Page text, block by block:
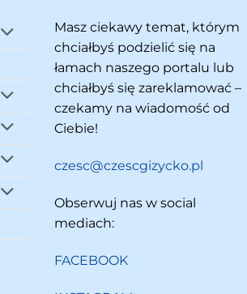
Masz ciekawy temat, którym
chciałbyś podzielić się na
łamach naszego portalu lub
chciałbyś się zareklamować –
czekamy na wiadomość od
Ciebie!
czesc@czescgizycko.pl
Obserwuj nas w social
mediach:
FACEBOOK